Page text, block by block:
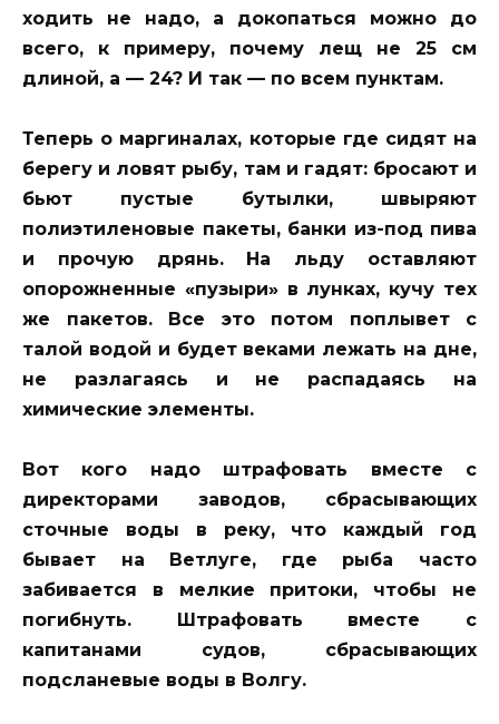
ходить не надо, а докопаться можно до
всего, к примеру, почему лещ не 25 см
длиной, а — 24? И так — по всем пунктам.
Теперь о маргиналах, которые где сидят на
берегу и ловят рыбу, там и гадят: бросают и
бьют пустые бутылки, швыряют
полиэтиленовые пакеты, банки из-под пива
и прочую дрянь. На льду оставляют
опорожненные «пузыри» в лунках, кучу тех
же пакетов. Все это потом поплывет с
талой водой и будет веками лежать на дне,
не разлагаясь и не распадаясь на
химические элементы.
Вот кого надо штрафовать вместе с
директорами заводов, сбрасывающих
сточные воды в реку, что каждый год
бывает на Ветлуге, где рыба часто
забивается в мелкие притоки, чтобы не
погибнуть. Штрафовать вместе с
капитанами судов, сбрасывающих
подсланевые воды в Волгу.